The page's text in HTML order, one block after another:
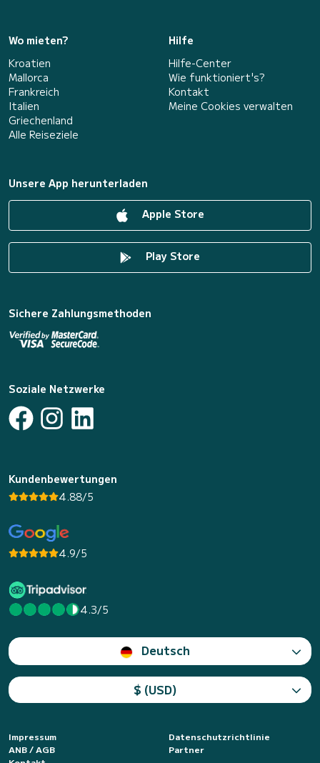
Wo mieten?
Kroatien
Mallorca
Frankreich
Italien
Griechenland
Alle Reiseziele
Hilfe
Hilfe-Center
Wie funktioniert's?
Kontakt
Meine Cookies verwalten
Unsere App herunterladen
Apple Store
Play Store
Sichere Zahlungsmethoden
Soziale Netzwerke
Kundenbewertungen
4.88/5
4.9/5
4.3/5
Deutsch
$ (USD)
Impressum
Datenschutzrichtlinie
ANB / AGB
Partner